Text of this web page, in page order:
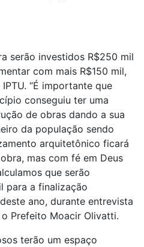
serão investidos R$250 mil
com mais R$150 mil,
“É importante que
conseguiu ter uma
de obras dando a sua
da população sendo
arquitetônico ficará
mas com fé em Deus
que serão
para a finalização
ano, durante entrevista
Prefeito Moacir Olivatti.
terão um espaço